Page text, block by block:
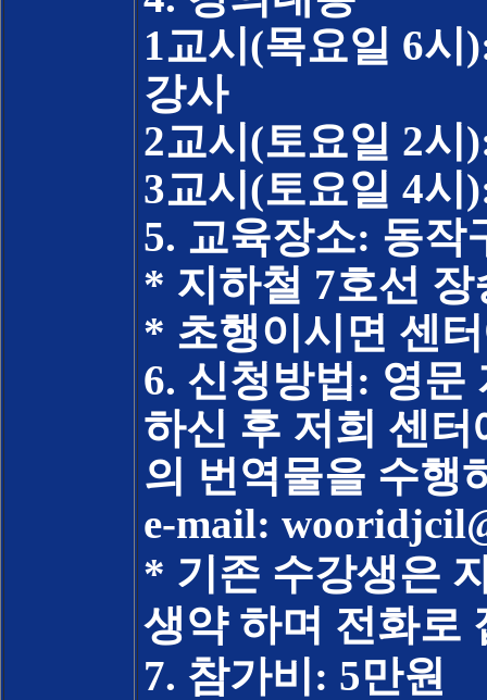
1교시(목요일 6시
강사
2교시(토요일 2시
3교시(토요일 4시
5. 교육장소: 동작
* 지하철 7호선
* 초행이시면 센
6. 신청방법: 영문
하신 후 저희 센
의 번역물을 수행
e-mail:
* 기존 수강생은
생약 하며 전화로
7. 참가비: 5만원